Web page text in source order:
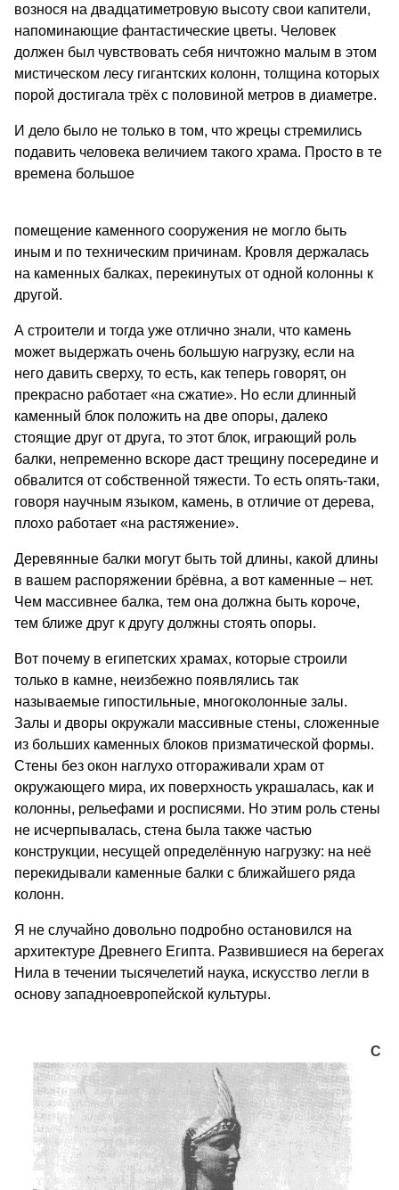
вознося на двадцатиметровую высоту свои капители,
напоминающие фантастические цветы. Человек
должен был чувствовать себя ничтожно малым в этом
мистическом лесу гигантских колонн, толщина которых
порой достигала трёх с половиной метров в диаметре.
И дело было не только в том, что жрецы стремились
подавить человека величием такого храма. Просто в те
времена большое
помещение каменного сооружения не могло быть
иным и по техническим причинам. Кровля держалась
на каменных балках, перекинутых от одной колонны к
другой.
А строители и тогда уже отлично знали, что камень
может выдержать очень большую нагрузку, если на
него давить сверху, то есть, как теперь говорят, он
прекрасно работает «на сжатие». Но если длинный
каменный блок положить на две опоры, далеко
стоящие друг от друга, то этот блок, играющий роль
балки, непременно вскоре даст трещину посередине и
обвалится от собственной тяжести. То есть опять-таки,
говоря научным языком, камень, в отличие от дерева,
плохо работает «на растяжение».
Деревянные балки могут быть той длины, какой длины
в вашем распоряжении брёвна, а вот каменные – нет.
Чем массивнее балка, тем она должна быть короче,
тем ближе друг к другу должны стоять опоры.
Вот почему в египетских храмах, которые строили
только в камне, неизбежно появлялись так
называемые гипостильные, многоколонные залы.
Залы и дворы окружали массивные стены, сложенные
из больших каменных блоков призматической формы.
Стены без окон наглухо отгораживали храм от
окружающего мира, их поверхность украшалась, как и
колонны, рельефами и росписями. Но этим роль стены
не исчерпывалась, стена была также частью
конструкции, несущей определённую нагрузку: на неё
перекидывали каменные балки с ближайшего ряда
колонн.
Я не случайно довольно подробно остановился на
архитектуре Древнего Египта. Развившиеся на берегах
Нила в течении тысячелетий наука, искусство легли в
основу западноевропейской культуры.
С